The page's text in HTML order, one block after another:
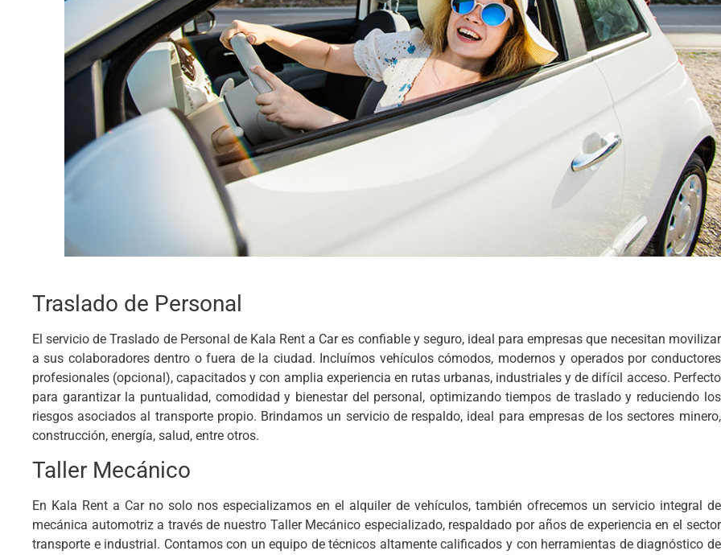
Traslado de Personal
El servicio de Traslado de Personal de Kala Rent a Car es confiable y seguro, ideal para empresas que necesitan movilizar
a sus colaboradores dentro o fuera de la ciudad. Incluímos vehículos cómodos, modernos y operados por conductores
profesionales (opcional), capacitados y con amplia experiencia en rutas urbanas, industriales y de difícil acceso. Perfecto
para garantizar la puntualidad, comodidad y bienestar del personal, optimizando tiempos de traslado y reduciendo los
riesgos asociados al transporte propio. Brindamos un servicio de respaldo, ideal para empresas de los sectores minero,
construcción, energía, salud, entre otros.
Taller Mecánico
En Kala Rent a Car no solo nos especializamos en el alquiler de vehículos, también ofrecemos un servicio integral de
mecánica automotriz a través de nuestro Taller Mecánico especializado, respaldado por años de experiencia en el sector
transporte e industrial. Contamos con un equipo de técnicos altamente calificados y con herramientas de diagnóstico de